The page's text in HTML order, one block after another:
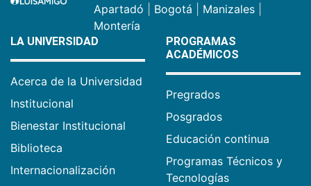
Apartadó Bogotá Manizales
Montería
LA UNIVERSIDAD
Acerca de la Universidad
Institucional
Bienestar Institucional
Biblioteca
Internacionalización
PROGRAMAS
ACADÉMICOS
Pregrados
Posgrados
Educación continua
Programas Técnicos y
Tecnologías